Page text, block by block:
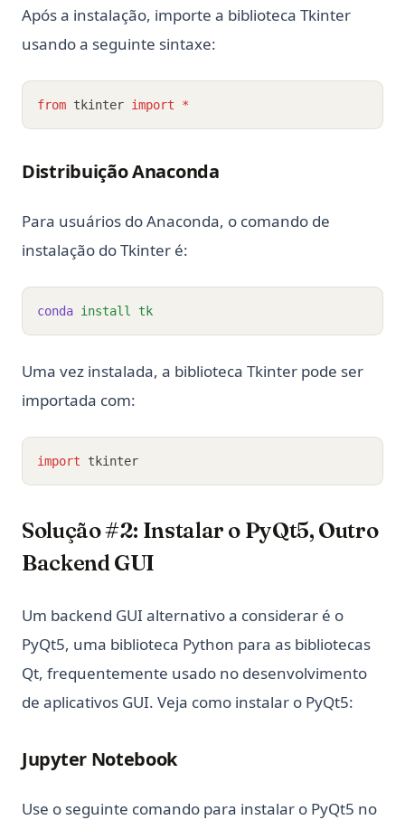
Após a instalação, importe a biblioteca Tkinter
usando a seguinte sintaxe:
from tkinter import *
Distribuição Anaconda
Para usuários do Anaconda, o comando de
instalação do Tkinter é:
conda install tk
Uma vez instalada, a biblioteca Tkinter pode ser
importada com:
import tkinter
Solução #2: Instalar o PyQt5, Outro
Backend GUI
Um backend GUI alternativo a considerar é o
PyQt5, uma biblioteca Python para as bibliotecas
Qt, frequentemente usado no desenvolvimento
de aplicativos GUI. Veja como instalar o PyQt5:
Jupyter Notebook
Use o seguinte comando para instalar o PyQt5 no